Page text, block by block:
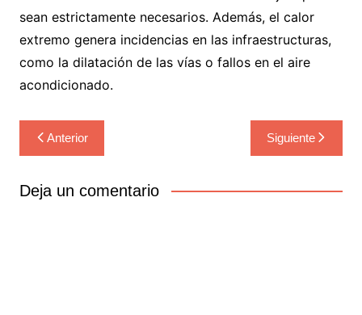
sean estrictamente necesarios. Además, el calor
extremo genera incidencias en las infraestructuras,
como la dilatación de las vías o fallos en el aire
acondicionado.
Navegación
de
entradas
Anterior Siguiente
Deja un comentario